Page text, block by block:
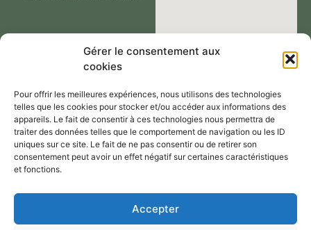
Gérer le consentement aux
cookies
Pour offrir les meilleures expériences, nous utilisons des technologies
telles que les cookies pour stocker et/ou accéder aux informations des
appareils. Le fait de consentir à ces technologies nous permettra de
traiter des données telles que le comportement de navigation ou les ID
uniques sur ce site. Le fait de ne pas consentir ou de retirer son
consentement peut avoir un effet négatif sur certaines caractéristiques
et fonctions.
Accepter
CONTACT